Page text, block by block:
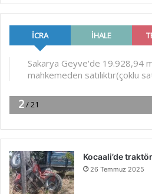
Kocaali’de
26 Temmuz 2025